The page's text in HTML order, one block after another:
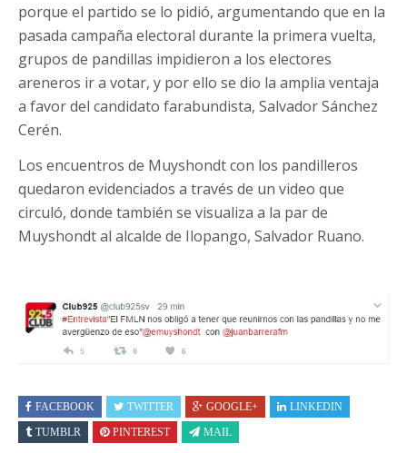
porque el partido se lo pidió, argumentando que en la
pasada campaña electoral durante la primera vuelta,
grupos de pandillas impidieron a los electores
areneros ir a votar, y por ello se dio la amplia ventaja
a favor del candidato farabundista, Salvador Sánchez
Cerén.
Los encuentros de Muyshondt con los pandilleros
quedaron evidenciados a través de un video que
circuló, donde también se visualiza a la par de
Muyshondt al alcalde de Ilopango, Salvador Ruano.
FACEBOOK TWITTER GOOGLE+
LINKEDIN
TUMBLR
PINTEREST MAIL